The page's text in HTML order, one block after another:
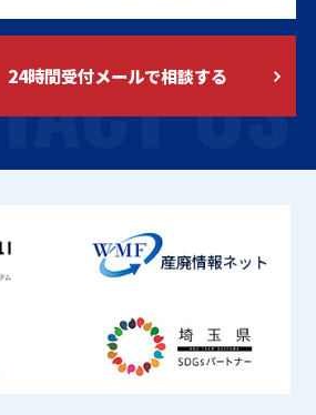
US
24時間受付メールで相談する